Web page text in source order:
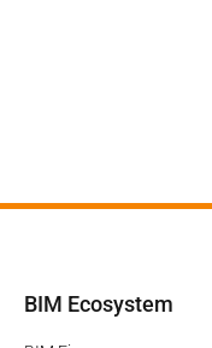
BIM Ecosystem